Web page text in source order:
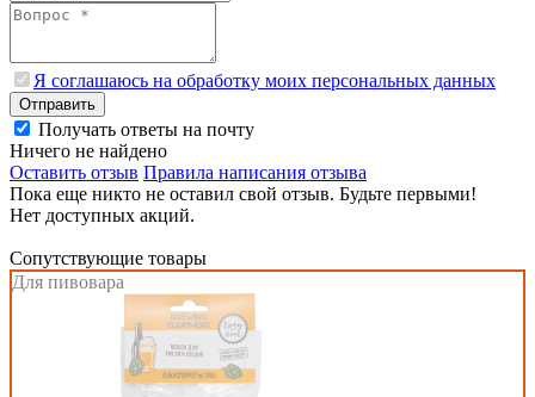
Я соглашаюсь на обработку моих персональных данных
Отправить
Получать ответы на почту
Ничего не найдено
Оставить отзыв Правила написания отзыва
Пока еще никто не оставил свой отзыв. Будьте первыми!
Нет доступных акций.
Сопутствующие товары
Для пивовара